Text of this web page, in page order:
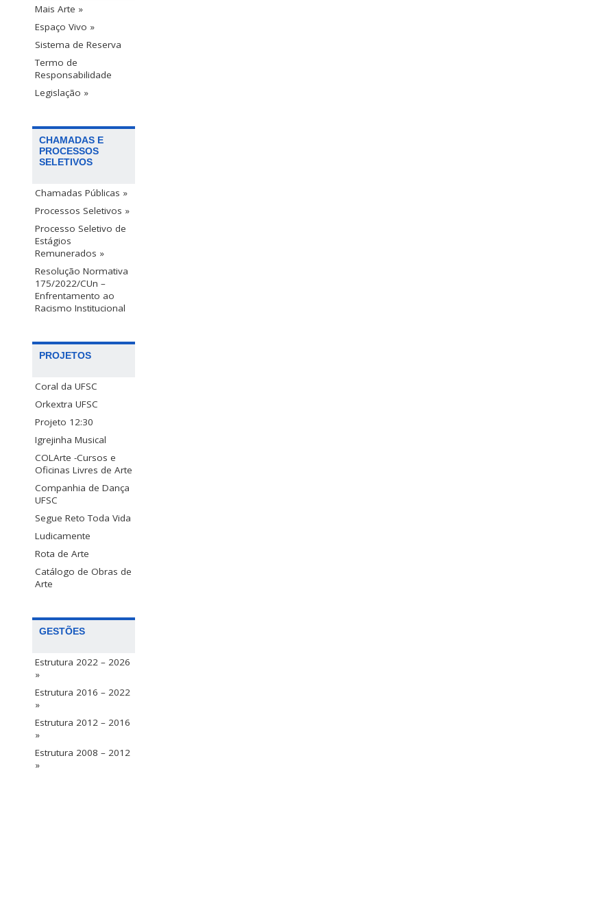
Mais Arte »
Espaço Vivo »
Sistema de Reserva
Termo de
Responsabilidade
Legislação »
CHAMADAS E
PROCESSOS
SELETIVOS
Chamadas Públicas »
Processos Seletivos »
Processo Seletivo de
Estágios
Remunerados »
Resolução Normativa
175/2022/CUn –
Enfrentamento ao
Racismo Institucional
PROJETOS
Coral da UFSC
Orkextra UFSC
Projeto 12:30
Igrejinha Musical
COLArte -Cursos e
Oficinas Livres de Arte
Companhia de Dança
UFSC
Segue Reto Toda Vida
Ludicamente
Rota de Arte
Catálogo de Obras de
Arte
GESTÕES
Estrutura 2022 – 2026
»
Estrutura 2016 – 2022
»
Estrutura 2012 – 2016
»
Estrutura 2008 – 2012
»